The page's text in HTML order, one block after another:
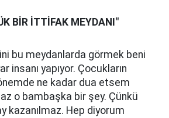
BİR İTTİFAK MEYDANI"
bu meydanlarda görmek beni
insanı yapıyor. Çocukların
ne kadar dua etsem
o bambaşka bir şey. Çünkü
kazanılmaz. Hep diyorum